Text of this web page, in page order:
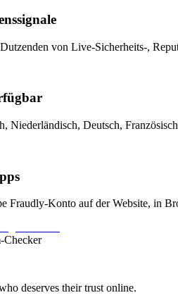
von Live-Sicherheits-,
Niederländisch, Deutsch,
Fraudly-Konto auf der Website, in
Checker
deserves their trust online.